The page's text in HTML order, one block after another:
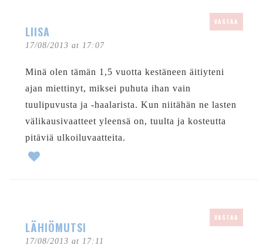
LIISA
17/08/2013 at 17:07
VASTAA
Minä olen tämän 1,5 vuotta kestäneen äitiyteni
ajan miettinyt, miksei puhuta ihan vain
tuulipuvusta ja -haalarista. Kun niitähän ne lasten
välikausivaatteet yleensä on, tuulta ja kosteutta
pitäviä ulkoiluvaatteita.
LÄHIÖMUTSI
17/08/2013 at 17:11
VASTAA